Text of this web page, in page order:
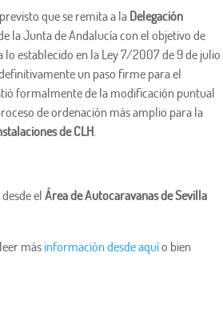
que se remita a la Delegación
la Junta de Andalucía con el objetivo de
establecido en la Ley 7/2007 de 9 de julio
un paso firme para el
formalmente de la modificación puntual
de ordenación más amplio para la
de CLH.
desde elÁrea de Autocaravanas de Sevilla
más información desde aquío bien